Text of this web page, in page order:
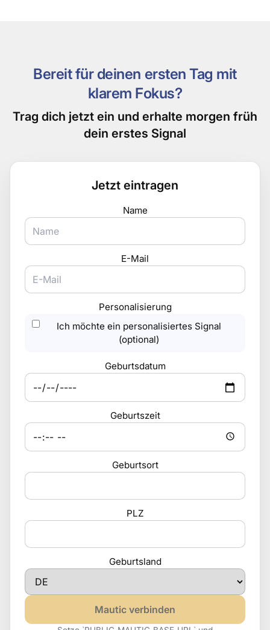
Bereit für deinen ersten Tag mit
klarem Fokus?
Trag dich jetzt ein und erhalte morgen früh
dein erstes Signal
Jetzt eintragen
Name
E-Mail
Personalisierung
Ich möchte ein personalisiertes Signal
(optional)
Geburtsdatum
Geburtszeit
Geburtsort
PLZ
Geburtsland
Mautic verbinden